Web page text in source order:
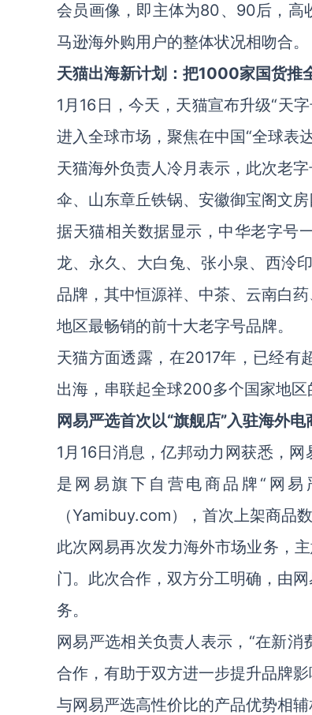
会员画像，即主体为80、90后，高
马逊海外购用户的整体状况相吻合。
天猫出海新计划：把1000家国货推
1月16日，今天，天猫宣布升级“天
进入全球市场，聚焦在中国“全球表达
天猫海外负责人冷月表示，此次老
伞、山东章丘铁锅、安徽御宝阁文
据天猫相关数据显示，中华老字号
龙、永久、大白兔、张小泉、西泠
品牌，其中恒源祥、中茶、云南白
地区最畅销的前十大老字号品牌。
天猫方面透露，在2017年，已经有
出海，串联起全球200多个国家地区
网易严选首次以“旗舰店”入驻海外电
1月16日消息，亿邦动力网获悉，
是网易旗下自营电商品牌“网
（Yamibuy.com），首次上架商品
此次网易再次发力海外市场业务，
门。此次合作，双方分工明确，由
务。
网易严选相关负责人表示，“在新
合作，有助于双方进一步提升品牌
与网易严选高性价比的产品优势相